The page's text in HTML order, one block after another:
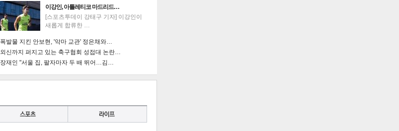
이강인, 아틀레티코 마드리드…
[스포츠투데이 강태구 기자] 이강인이
새롭게 합류한 …
폭발물 지킨 안보현, '악마 교관' 정은채와…
외신까지 퍼지고 있는 축구협회 성접대 논란…
장재인 "서울 집, 팔자마자 두 배 뛰어…김…